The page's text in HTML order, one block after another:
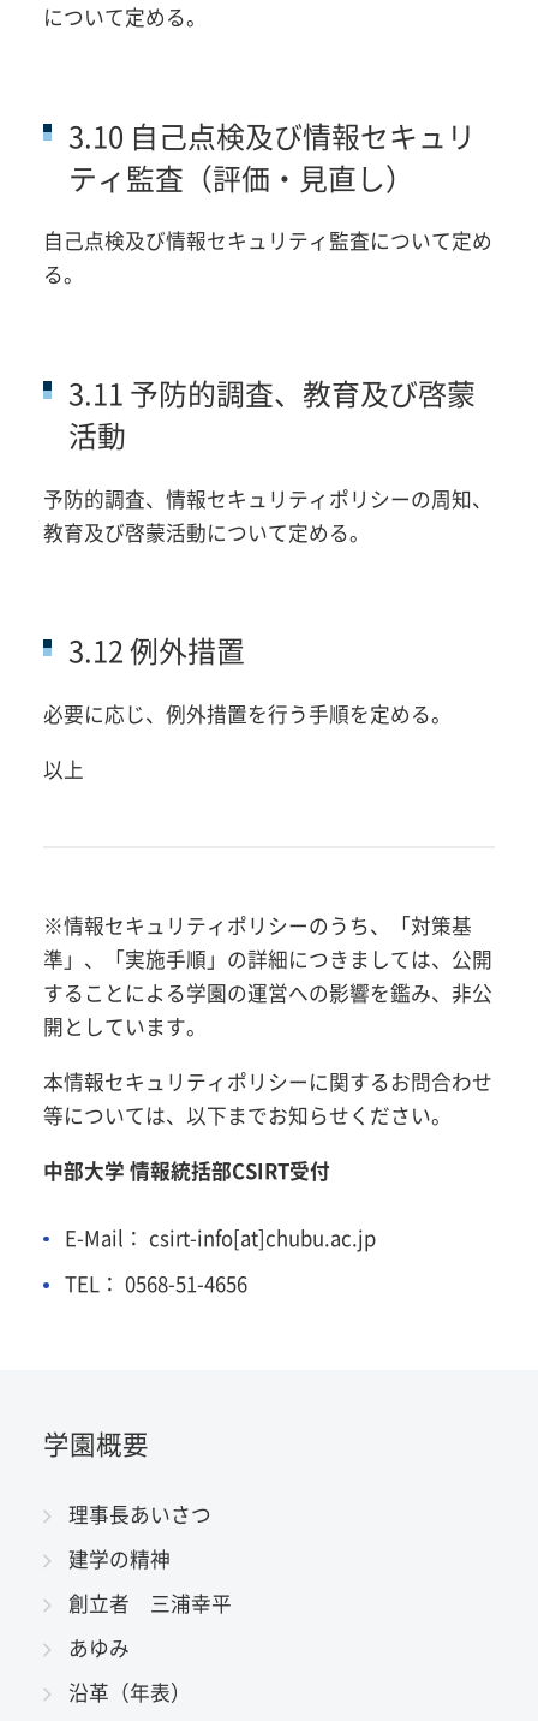
について定める。
3.10 自己点検及び情報セキュリ
ティ監査（評価・見直し）
自己点検及び情報セキュリティ監査について定め
る。
3.11 予防的調査、教育及び啓蒙
活動
予防的調査、情報セキュリティポリシーの周知、
教育及び啓蒙活動について定める。
3.12 例外措置
必要に応じ、例外措置を行う手順を定める。
以上
※情報セキュリティポリシーのうち、「対策基
準」、「実施手順」の詳細につきましては、公開
することによる学園の運営への影響を鑑み、非公
開としています。
本情報セキュリティポリシーに関するお問合わせ
等については、以下までお知らせください。
中部大学 情報統括部CSIRT受付
E-Mail： csirt-info[at]chubu.ac.jp
TEL： 0568-51-4656
学園概要
理事長あいさつ
建学の精神
創立者 三浦幸平
あゆみ
沿革（年表）